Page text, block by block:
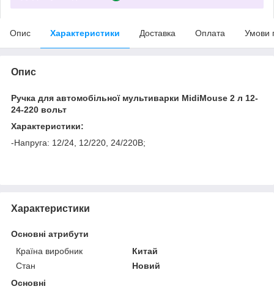
Опис Характеристики Доставка Оплата Умови
Опис
Ручка для автомобільної мультиварки MidiMouse 2 л 12-
24-220 вольт
Характеристики:
-Напруга: 12/24, 12/220, 24/220В;
Характеристики
Основні атрибути
Країна виробник
Китай
Стан
Новий
Основні